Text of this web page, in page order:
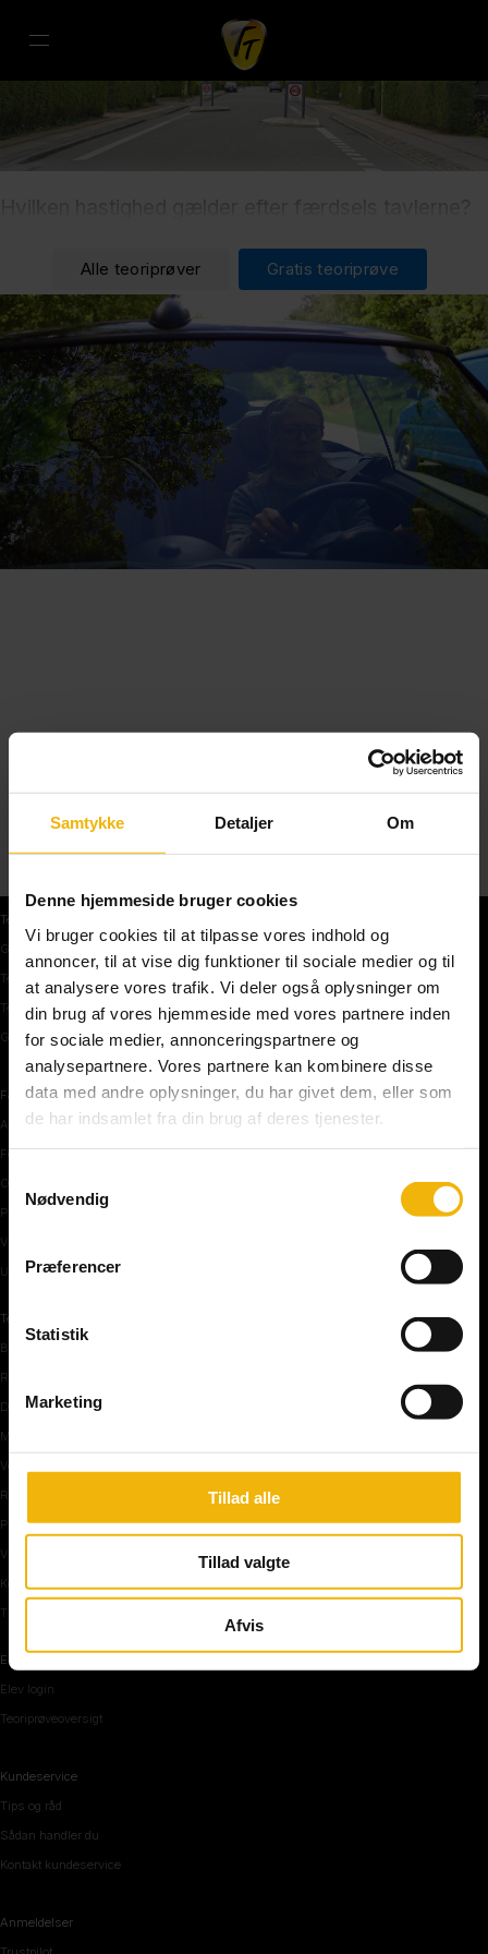
Samtykke Detaljer Om
Denne hjemmeside bruger cookies
Vi bruger cookies til at tilpasse vores indhold og
annoncer, til at vise dig funktioner til sociale medier og til
at analysere vores trafik. Vi deler også oplysninger om
din brug af vores hjemmeside med vores partnere inden
for sociale medier, annonceringspartnere og
analysepartnere. Vores partnere kan kombinere disse
data med andre oplysninger, du har givet dem, eller som
de har indsamlet fra din brug af deres tjenester.
Nødvendig
Præferencer
Statistik
Marketing
Tillad alle
Tillad valgte
Afvis
Alle teoriprøver Gratis teoriprøve
Teoriprøver
Gratis teoriprøve
Teoriprøver oversigt
Teoriprøver – pakker/priser
Generhvervelse af kørekort
Færdselstavler
Advarselstavler
Forbudstavler
Oplysningstavler
Påbudstavler
Vigepligtstavler
Undertavler
Teoriundervisning
Bilens teknik
Risikoforhold
De første manøvre på vej
Manøvre på vej
Vejkryds
Rundkørsel og motorvej
Parkering, mørke og tunnel
Vi mennesker
Køreteknik
Tips og råd inden teoriprøven
Elevområde
Elev login
Teoriprøveoversigt
Kundeservice
Tips og råd
Sådan handler du
Kontakt kundeservice
Anmeldelser